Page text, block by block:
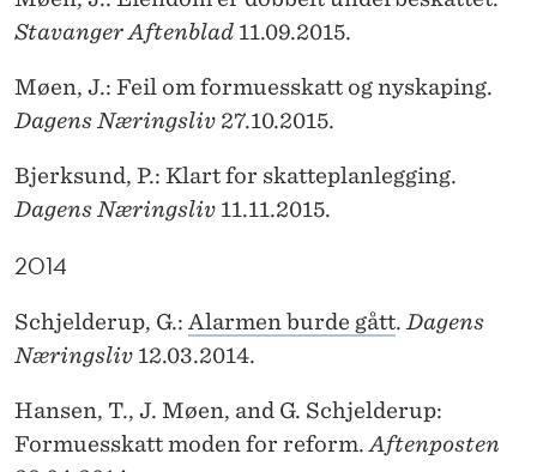
Stavanger Aftenblad 11.09.2015.
Møen, J.: Feil om formuesskatt og nyskaping.
DagensNæringsliv 27.10.2015.
Bjerksund, P.: Klart for skatteplanlegging.
Dagens Næringsliv 11.11.2015.
2014
Schjelderup, G.: Alarmen burde gått. Dagens
Næringsliv 12.03.2014.
Hansen, T., J. Møen, and G. Schjelderup:
Formuesskatt moden for reform. Aftenposten